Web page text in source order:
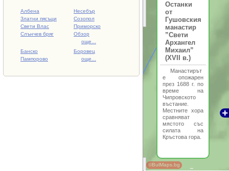
Албена
Златни пясъци
Свети Влас
Слънчев бряг
Несебър
Созопол
Приморско
Обзор
още...
Банско
Пампорово
Боровец
още...
Останки
от
Гушовския
манастир
”Свети
Архангел
Михаил”
(XVII в.)
Манастирът
е опожарен
през 1688 г. по
време на
Чипровското
въстание.
Местните хора
сравняват
мястото със
силата на
Кръстова гора.
©BulMaps.bg